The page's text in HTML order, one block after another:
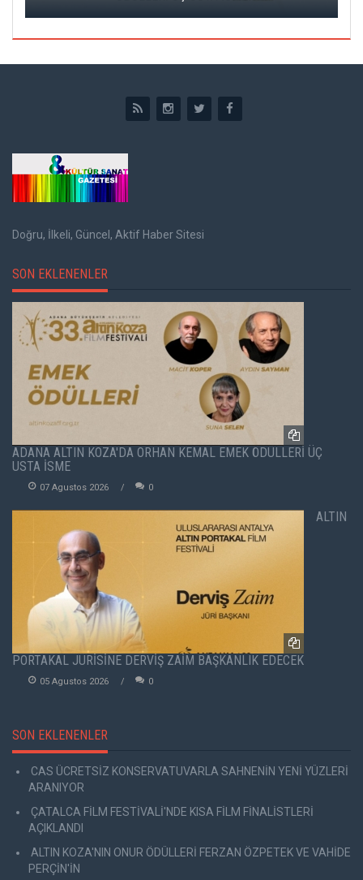
Doğru, İlkeli, Güncel, Aktif Haber Sitesi
SON EKLENENLER
ADANA ALTIN KOZA'DA ORHAN KEMAL EMEK ÖDÜLLERİ ÜÇ
USTA İSME
07 Agustos 2026 0
ALTIN
PORTAKAL JÜRİSİNE DERVİŞ ZAİM BAŞKANLIK EDECEK
05 Agustos 2026 0
SON EKLENENLER
CAS ÜCRETSİZ KONSERVATUVARLA SAHNENİN YENİ YÜZLERİ
ARANIYOR
ÇATALCA FİLM FESTİVALİ'NDE KISA FİLM FİNALİSTLERİ
AÇIKLANDI
ALTIN KOZA'NIN ONUR ÖDÜLLERİ FERZAN ÖZPETEK VE VAHİDE
PERÇİN'İN